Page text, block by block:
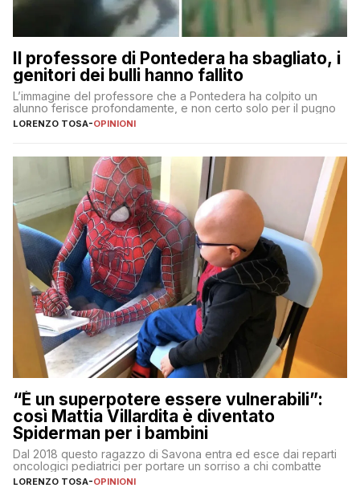
Il professore di Pontedera ha sbagliato, i
genitori dei bulli hanno fallito
L’immagine del professore che a Pontedera ha colpito un
alunno ferisce profondamente, e non certo solo per il pugno
LORENZO TOSA-OPINIONI
“È un superpotere essere vulnerabili”:
così Mattia Villardita è diventato
Spiderman per i bambini
Dal 2018 questo ragazzo di Savona entra ed esce dai reparti
oncologici pediatrici per portare un sorriso a chi combatte
LORENZO TOSA-OPINIONI